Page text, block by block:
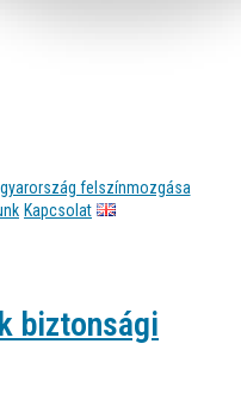
felszínmozgása
Kapcsolat
biztonsági